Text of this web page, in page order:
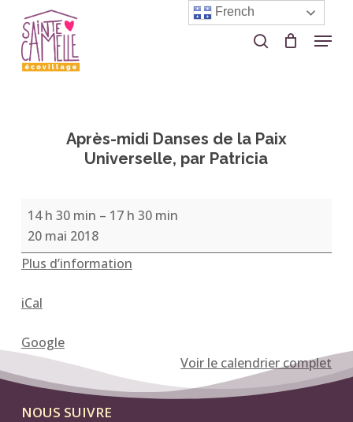
main
content
search Menu
Après-midi Danses de la Paix
Universelle, par Patricia
Après-
midi
Danses
de
Paix
par
Patricia
14 h 30 min – 17 h 30 min
20 mai 2018
Plus d’information
iCal
Google
Voir le calendrier complet
NOUS SUIVRE
Close
French